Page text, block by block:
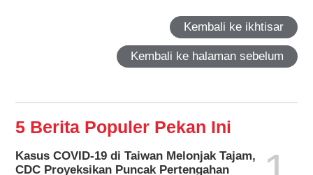
Kembali ke ikhtisar
Kembali ke halaman sebelum
5 Berita Populer Pekan Ini
Kasus COVID-19 di Taiwan Melonjak Tajam,
CDC Proyeksikan Puncak Pertengahan